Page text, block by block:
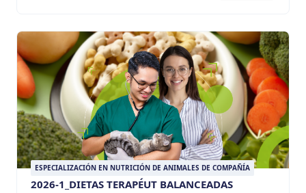
ESPECIALIZACIÓN EN NUTRICIÓN DE ANIMALES DE COMPAÑÍA
2026-1_DIETAS TERAPÉUT BALANCEADAS